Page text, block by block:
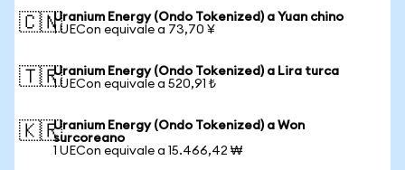
🇨🇳Uranium Energy (Ondo Tokenized) a Yuan chino
1 UECon equivale a 73,70 ¥
🇹🇷Uranium Energy (Ondo Tokenized) a Lira turca
1 UECon equivale a 520,91 ₺
🇰🇷Uranium Energy (Ondo Tokenized) a Won
surcoreano
1 UECon equivale a 15.466,42 ₩